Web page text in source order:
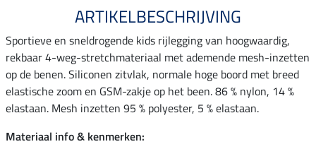
ARTIKELBESCHRIJVING
Sportieve en sneldrogende kids rijlegging van hoogwaardig,
rekbaar 4-weg-stretchmateriaal met ademende mesh-inzetten
op de benen. Siliconen zitvlak, normale hoge boord met breed
elastische zoom en GSM-zakje op het been. 86 % nylon, 14 %
elastaan. Mesh inzetten 95 % polyester, 5 % elastaan.
Materiaal info & kenmerken: